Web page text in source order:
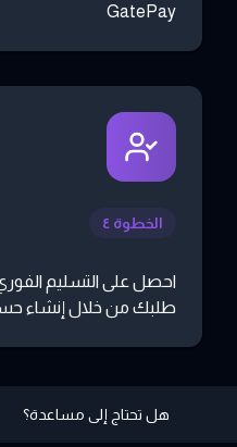
GatePay
الخطوة ٤
احصل على التسليم الفوري
طلبك من خلال إنشاء
هل تحتاج إلى مساعدة؟